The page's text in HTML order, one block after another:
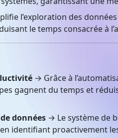
l’exploration des
le temps consacrée à
→ Grâce à
gagnent du temps et
données → Le système de
identifiant proactivement